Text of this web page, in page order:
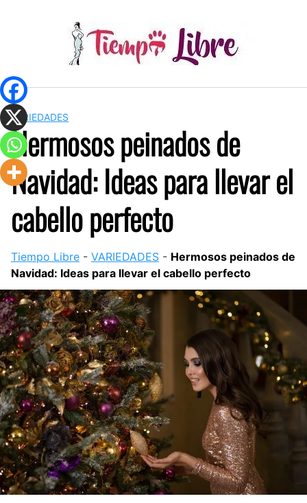
VARIEDADES
Hermosos peinados de
Navidad: Ideas para llevar el
cabello perfecto
Tiempo Libre - VARIEDADES - Hermosos peinados de
Navidad: Ideas para llevar el cabello perfecto